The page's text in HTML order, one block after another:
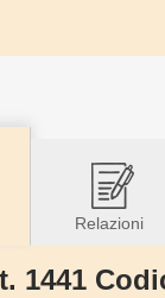
Relazioni
1441